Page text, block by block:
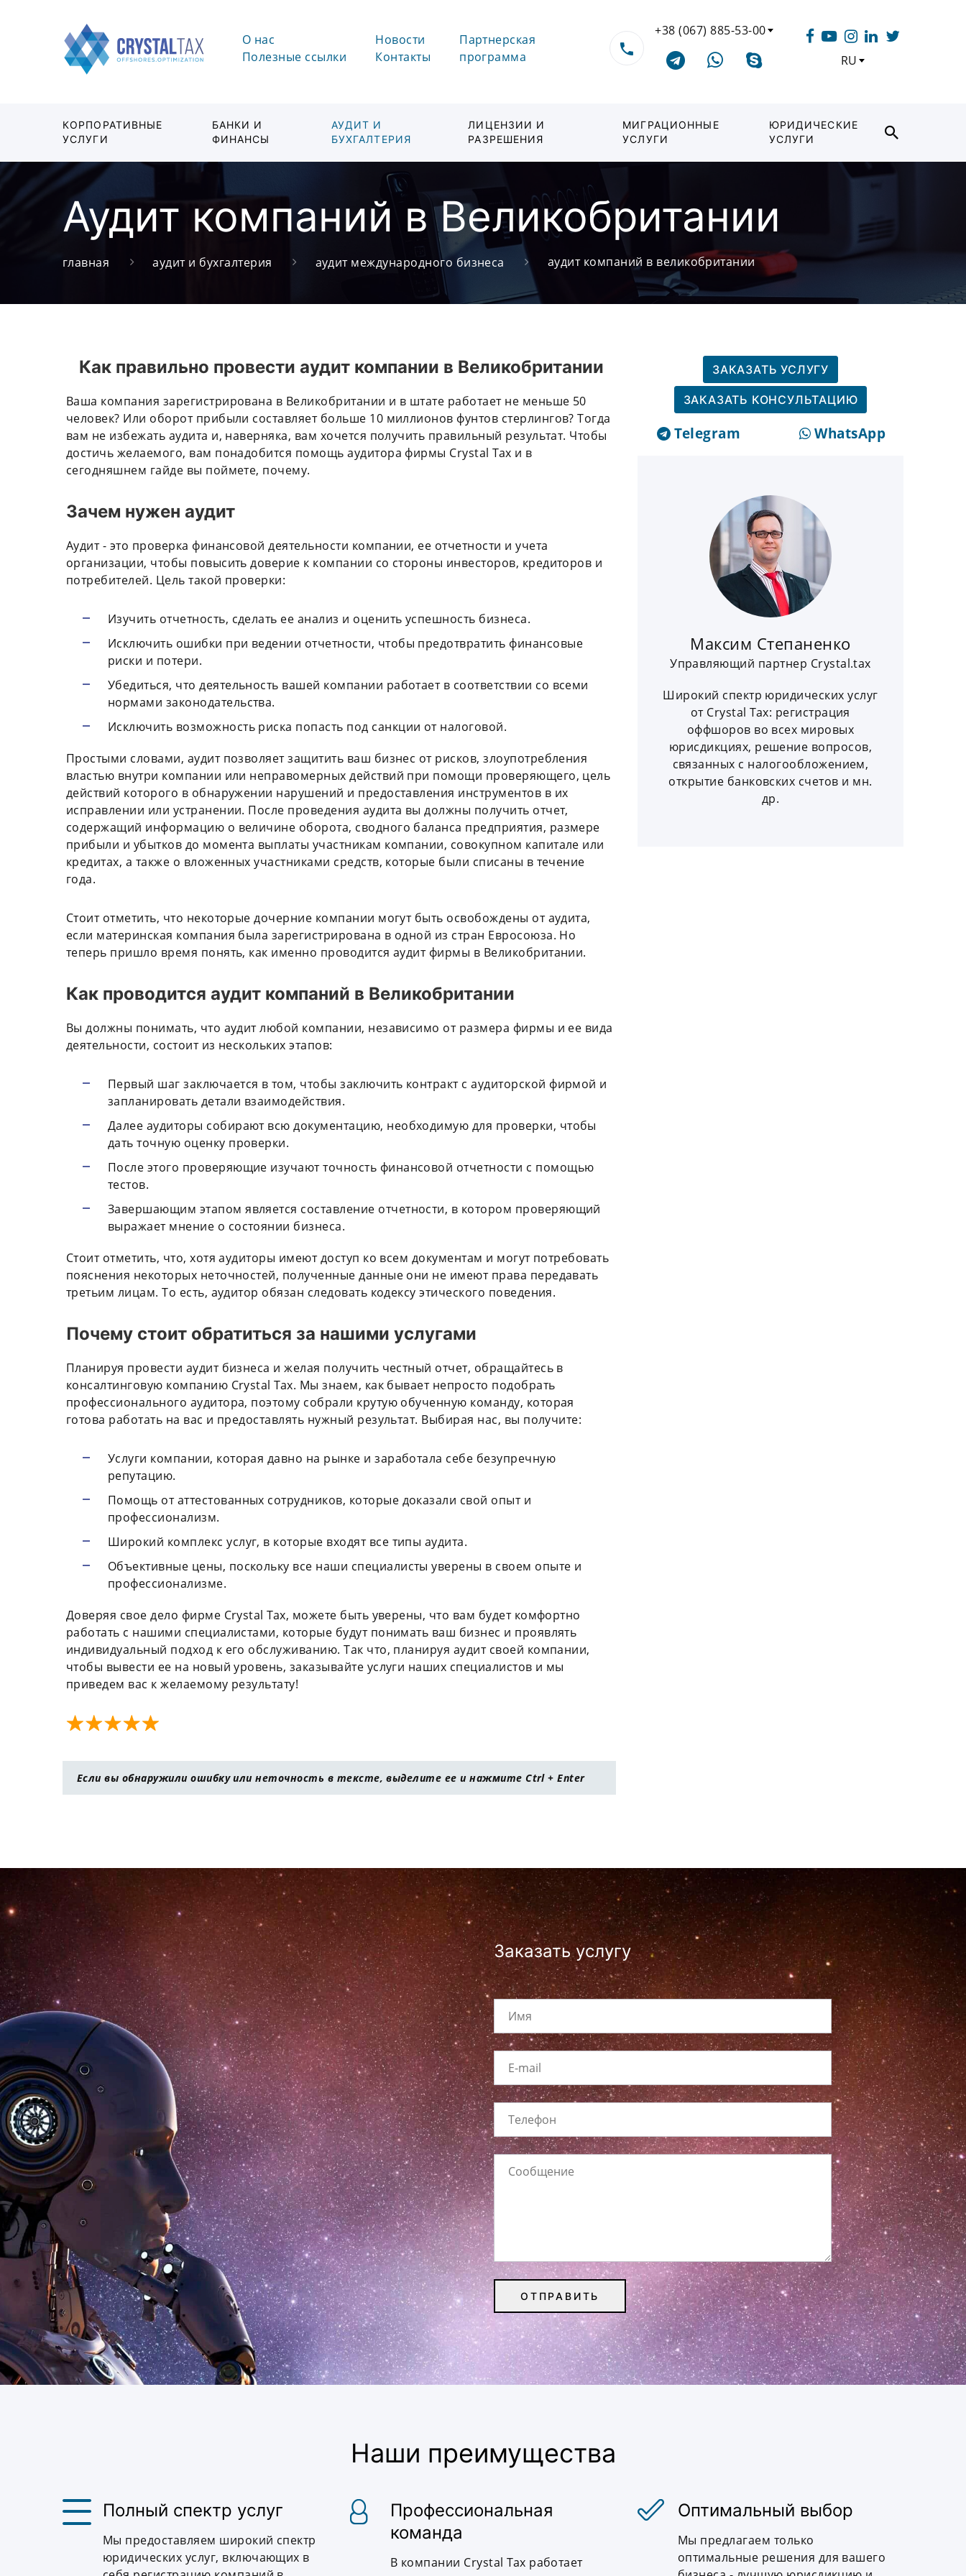
О нас
Полезные ссылки
Новости
Контакты
Партнерская
программа
+38 (067) 885-53-00
RU
КОРПОРАТИВНЫЕ
УСЛУГИ
БАНКИ И
ФИНАНСЫ
АУДИТ И
БУХГАЛТЕРИЯ
ЛИЦЕНЗИИ И
РАЗРЕШЕНИЯ
МИГРАЦИОННЫЕ
УСЛУГИ
ЮРИДИЧЕСКИЕ
УСЛУГИ
Аудит компаний в Великобритании
главная аудит и бухгалтерия аудит международного бизнеса аудит компаний в великобритании
Как правильно провести аудит компании в Великобритании
Ваша компания зарегистрирована в Великобритании и в штате работает не меньше 50
человек? Или оборот прибыли составляет больше 10 миллионов фунтов стерлингов? Тогда
вам не избежать аудита и, наверняка, вам хочется получить правильный результат. Чтобы
достичь желаемого, вам понадобится помощь аудитора фирмы Crystal Tax и в
сегодняшнем гайде вы поймете, почему.
Зачем нужен аудит
Аудит - это проверка финансовой деятельности компании, ее отчетности и учета
организации, чтобы повысить доверие к компании со стороны инвесторов, кредиторов и
потребителей. Цель такой проверки:
Изучить отчетность, сделать ее анализ и оценить успешность бизнеса.
Исключить ошибки при ведении отчетности, чтобы предотвратить финансовые
риски и потери.
Убедиться, что деятельность вашей компании работает в соответствии со всеми
нормами законодательства.
Исключить возможность риска попасть под санкции от налоговой.
Простыми словами, аудит позволяет защитить ваш бизнес от рисков, злоупотребления
властью внутри компании или неправомерных действий при помощи проверяющего, цель
действий которого в обнаружении нарушений и предоставления инструментов в их
исправлении или устранении. После проведения аудита вы должны получить отчет,
содержащий информацию о величине оборота, сводного баланса предприятия, размере
прибыли и убытков до момента выплаты участникам компании, совокупном капитале или
кредитах, а также о вложенных участниками средств, которые были списаны в течение
года.
Стоит отметить, что некоторые дочерние компании могут быть освобождены от аудита,
если материнская компания была зарегистрирована в одной из стран Евросоюза. Но
теперь пришло время понять, как именно проводится аудит фирмы в Великобритании.
Как проводится аудит компаний в Великобритании
Вы должны понимать, что аудит любой компании, независимо от размера фирмы и ее вида
деятельности, состоит из нескольких этапов:
Первый шаг заключается в том, чтобы заключить контракт с аудиторской фирмой и
запланировать детали взаимодействия.
Далее аудиторы собирают всю документацию, необходимую для проверки, чтобы
дать точную оценку проверки.
После этого проверяющие изучают точность финансовой отчетности с помощью
тестов.
Завершающим этапом является составление отчетности, в котором проверяющий
выражает мнение о состоянии бизнеса.
Стоит отметить, что, хотя аудиторы имеют доступ ко всем документам и могут потребовать
пояснения некоторых неточностей, полученные данные они не имеют права передавать
третьим лицам. То есть, аудитор обязан следовать кодексу этического поведения.
Почему стоит обратиться за нашими услугами
Планируя провести аудит бизнеса и желая получить честный отчет, обращайтесь в
консалтинговую компанию Crystal Tax. Мы знаем, как бывает непросто подобрать
профессионального аудитора, поэтому собрали крутую обученную команду, которая
готова работать на вас и предоставлять нужный результат. Выбирая нас, вы получите:
Услуги компании, которая давно на рынке и заработала себе безупречную
репутацию.
Помощь от аттестованных сотрудников, которые доказали свой опыт и
профессионализм.
Широкий комплекс услуг, в которые входят все типы аудита.
Объективные цены, поскольку все наши специалисты уверены в своем опыте и
профессионализме.
Доверяя свое дело фирме Crystal Tax, можете быть уверены, что вам будет комфортно
работать с нашими специалистами, которые будут понимать ваш бизнес и проявлять
индивидуальный подход к его обслуживанию. Так что, планируя аудит своей компании,
чтобы вывести ее на новый уровень, заказывайте услуги наших специалистов и мы
приведем вас к желаемому результату!
Если вы обнаружили ошибку или неточность в тексте, выделите ее и нажмите Ctrl + Enter
ЗАКАЗАТЬ УСЛУГУ
ЗАКАЗАТЬ КОНСУЛЬТАЦИЮ
Telegram WhatsApp
Максим Степаненко
Управляющий партнер Crystal.tax
Широкий спектр юридических услуг
от Crystal Tax: регистрация
оффшоров во всех мировых
юрисдикциях, решение вопросов,
связанных с налогообложением,
открытие банковских счетов и мн.
др.
Заказать услугу
Наши преимущества
Полный спектр услуг
Мы предоставляем широкий спектр
юридических услуг, включающих в
Профессиональная
команда
В компании Crystal Tax работает
Оптимальный выбор
Мы предлагаем только
оптимальные решения для вашего